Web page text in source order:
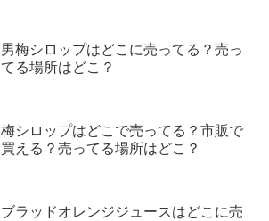
男梅シロップはどこに売ってる？売っ
てる場所はどこ？
梅シロップはどこで売ってる？市販で
買える？売ってる場所はどこ？
ブラッドオレンジジュースはどこに売